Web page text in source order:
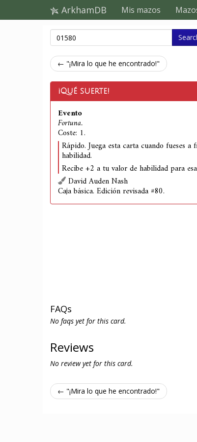
ArkhamDB Mis mazos
← "¡Mira lo que he encontrado!"
¡Qué suerte!
Evento
Fortuna.
Coste: 1.
Rápido. Juega esta carta cuando fueses
habilidad.
Recibe +2 a tu valor de habilidad para
David Auden Nash
Caja básica. Edición revisada #80.
FAQs
No faqs yet for this card.
Reviews
No review yet for this card.
← "¡Mira lo que he encontrado!"